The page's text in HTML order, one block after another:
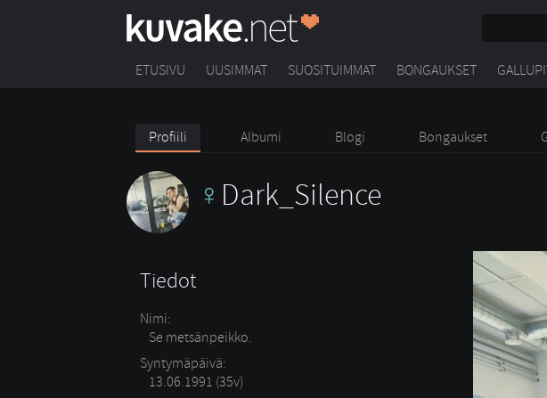
ETUSIVU UUSIMMAT SUOSITUIMMAT BONGAUKSET
Profiili Albumi Blogi Bongaukset
Dark_Silence
Tiedot
Nimi:
Se metsänpeikko.
Syntymäpäivä:
13.06.1991 (35v)